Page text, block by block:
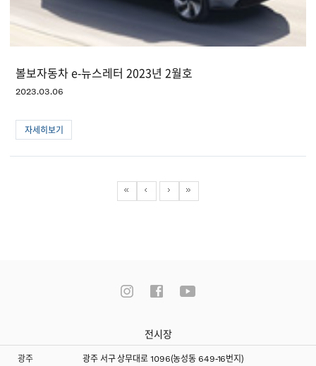
볼보자동차 e-뉴스레터 2023년 2월호
2023.03.06
자세히보기
전시장
광주
광주 서구 상무대로 1096(농성동 649-16번지)